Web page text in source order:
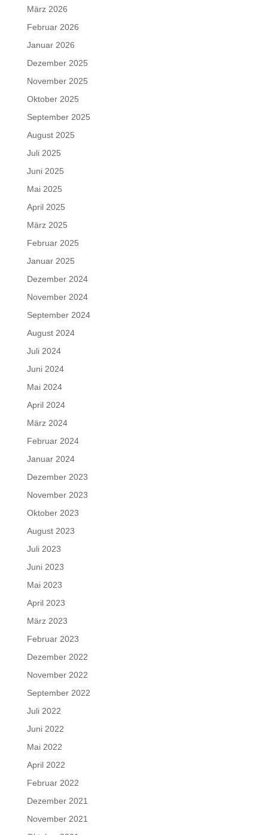
März 2026
Februar 2026
Januar 2026
Dezember 2025
November 2025
Oktober 2025
September 2025
August 2025
Juli 2025
Juni 2025
Mai 2025
April 2025
März 2025
Februar 2025
Januar 2025
Dezember 2024
November 2024
September 2024
August 2024
Juli 2024
Juni 2024
Mai 2024
April 2024
März 2024
Februar 2024
Januar 2024
Dezember 2023
November 2023
Oktober 2023
August 2023
Juli 2023
Juni 2023
Mai 2023
April 2023
März 2023
Februar 2023
Dezember 2022
November 2022
September 2022
Juli 2022
Juni 2022
Mai 2022
April 2022
Februar 2022
Dezember 2021
November 2021